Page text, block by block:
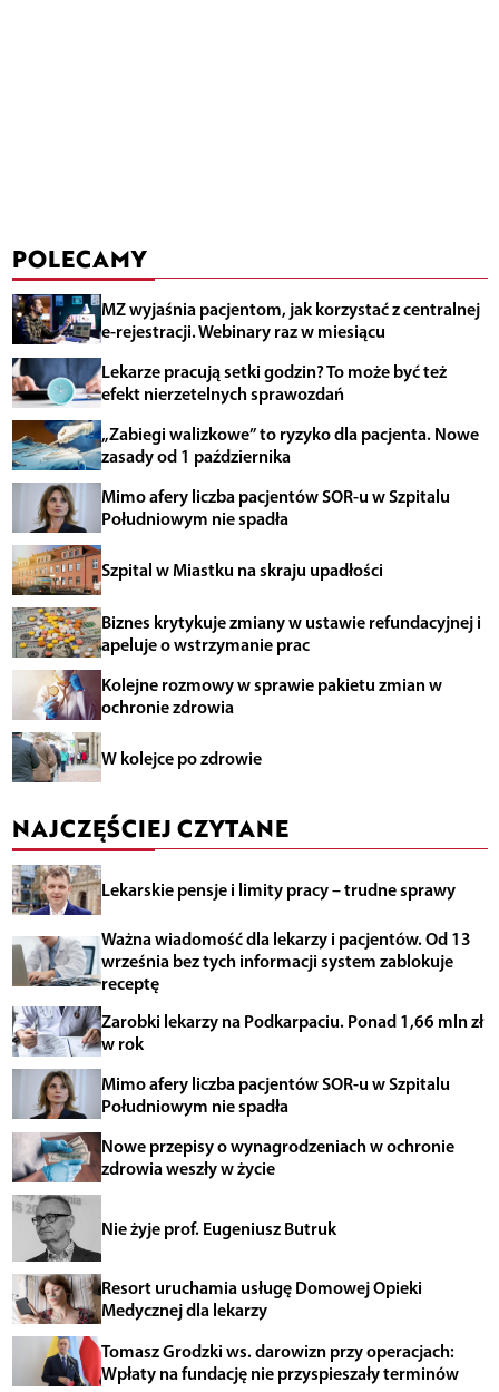
POLECAMY
MZ wyjaśnia pacjentom, jak korzystać z centralnej
e-rejestracji. Webinary raz w miesiącu
Lekarze pracują setki godzin? To może być też
efekt nierzetelnych sprawozdań
„Zabiegi walizkowe” to ryzyko dla pacjenta. Nowe
zasady od 1 października
Mimo afery liczba pacjentów SOR-u w Szpitalu
Południowym nie spadła
Szpital w Miastku na skraju upadłości
Biznes krytykuje zmiany w ustawie refundacyjnej i
apeluje o wstrzymanie prac
Kolejne rozmowy w sprawie pakietu zmian w
ochronie zdrowia
W kolejce po zdrowie
NAJCZĘŚCIEJ CZYTANE
Lekarskie pensje i limity pracy – trudne sprawy
Ważna wiadomość dla lekarzy i pacjentów. Od 13
września bez tych informacji system zablokuje
receptę
Zarobki lekarzy na Podkarpaciu. Ponad 1,66 mln zł
w rok
Mimo afery liczba pacjentów SOR-u w Szpitalu
Południowym nie spadła
Nowe przepisy o wynagrodzeniach w ochronie
zdrowia weszły w życie
Nie żyje prof. Eugeniusz Butruk
Resort uruchamia usługę Domowej Opieki
Medycznej dla lekarzy
Tomasz Grodzki ws. darowizn przy operacjach:
Wpłaty na fundację nie przyspieszały terminów